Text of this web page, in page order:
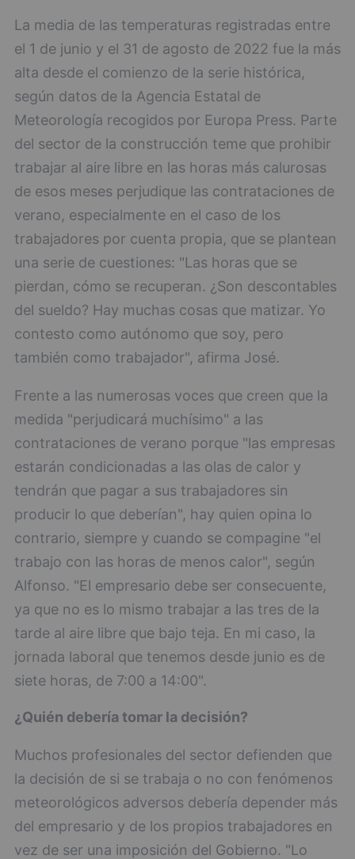
La media de las temperaturas registradas entre
el 1 de junio y el 31 de agosto de 2022 fue la más
alta desde el comienzo de la serie histórica,
según datos de la Agencia Estatal de
Meteorología recogidos por Europa Press. Parte
del sector de la construcción teme que prohibir
trabajar al aire libre en las horas más calurosas
de esos meses perjudique las contrataciones de
verano, especialmente en el caso de los
trabajadores por cuenta propia, que se plantean
una serie de cuestiones: "Las horas que se
pierdan, cómo se recuperan. ¿Son descontables
del sueldo? Hay muchas cosas que matizar. Yo
contesto como autónomo que soy, pero
también como trabajador", afirma José.
Frente a las numerosas voces que creen que la
medida "perjudicará muchísimo" a las
contrataciones de verano porque "las empresas
estarán condicionadas a las olas de calor y
tendrán que pagar a sus trabajadores sin
producir lo que deberían", hay quien opina lo
contrario, siempre y cuando se compagine "el
trabajo con las horas de menos calor", según
Alfonso. "El empresario debe ser consecuente,
ya que no es lo mismo trabajar a las tres de la
tarde al aire libre que bajo teja. En mi caso, la
jornada laboral que tenemos desde junio es de
siete horas, de 7:00 a 14:00".
¿Quién debería tomar la decisión?
Muchos profesionales del sector defienden que
la decisión de si se trabaja o no con fenómenos
meteorológicos adversos debería depender más
del empresario y de los propios trabajadores en
vez de ser una imposición del Gobierno. "Lo